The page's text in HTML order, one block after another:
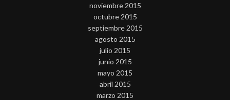
noviembre 2015
octubre 2015
septiembre 2015
agosto 2015
julio 2015
junio 2015
mayo 2015
abril 2015
marzo 2015